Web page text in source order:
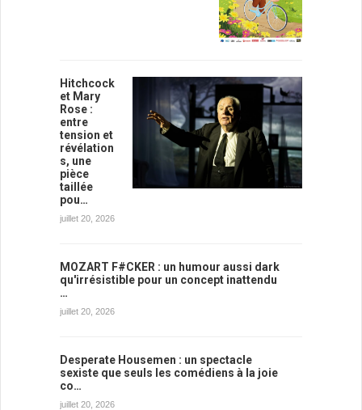
Hitchcock
et Mary
Rose :
entre
tension et
révélation
s, une
pièce
taillée
pou…
juillet 20, 2026
MOZART F#CKER : un humour aussi dark
qu'irrésistible pour un concept inattendu
…
juillet 20, 2026
Desperate Housemen : un spectacle
sexiste que seuls les comédiens à la joie
co…
juillet 20, 2026